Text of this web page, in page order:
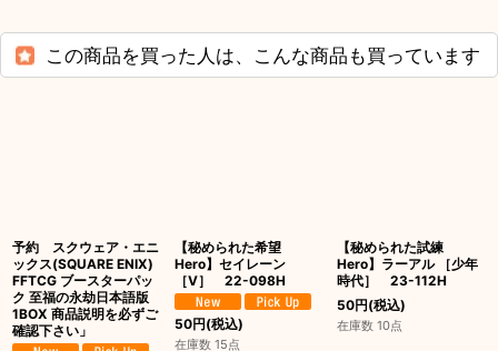
この商品を買った人は、こんな商品も買っています
予約 スクウェア・エニ
ックス(SQUARE ENIX)
FFTCG ブースターパッ
ク 至福の永劫日本語版
1BOX 商品説明を必ずご
確認下さい」
【秘められた希望
Hero】セイレーン
［V］ 22-098H
50円(税込)
在庫数 15点
【秘められた試練
Hero】ラーアル ［少年
時代］ 23-112H
50円(税込)
在庫数 10点